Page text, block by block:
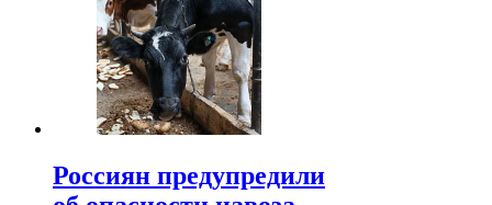
Россиян предупредили